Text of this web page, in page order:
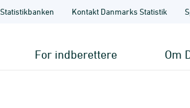
Statistikbanken Kontakt Danmarks Statistik
For indberettere Om